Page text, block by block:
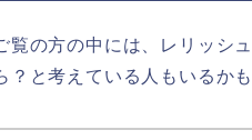
覧の方の中には、レリッシ
？と考えている人もいるか